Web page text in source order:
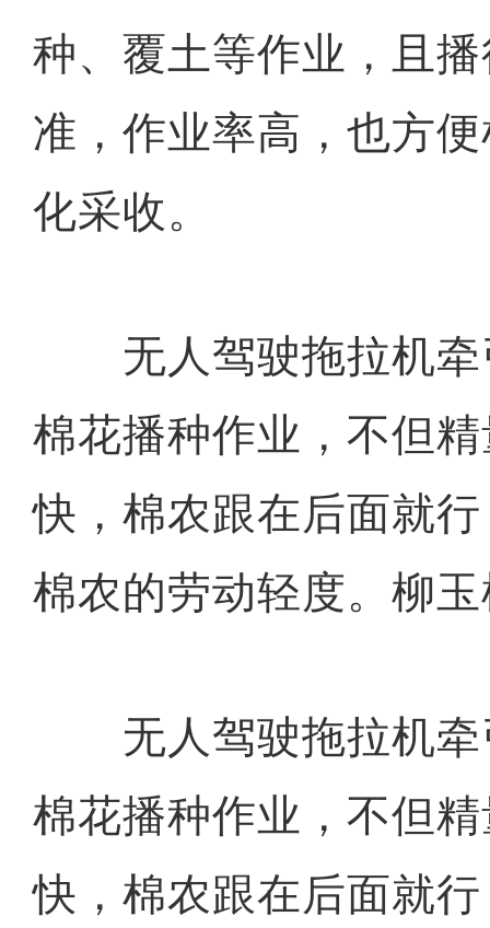
种、覆土等作业，且
准，作业率高，也方
化采收。
无人驾驶拖拉机牵
棉花播种作业，不但
快，棉农跟在后面就
棉农的劳动轻度。柳
无人驾驶拖拉机牵
棉花播种作业，不但
快，棉农跟在后面就